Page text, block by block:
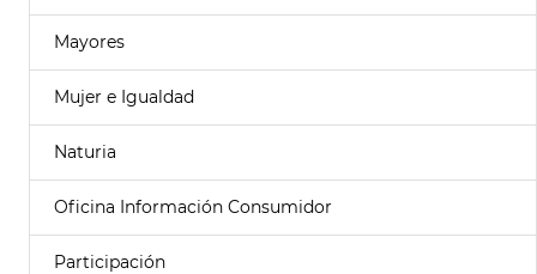
Mayores
Mujer e Igualdad
Naturia
Oficina Información Consumidor
Participación